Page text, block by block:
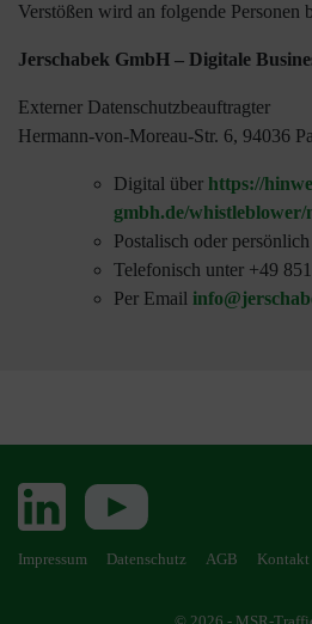
Verstößen wird an folgende Personen
Jerschabek GmbH – Digitale
Externer Datenschutzbeauftragter
Hermann-von-Moreau-Str. 6, 94036
Digital über https://
gmbh.de/
Postalisch oder persönlich
Telefonisch unter +49
Per Email
Impressum Datenschutz AGB Kontakt